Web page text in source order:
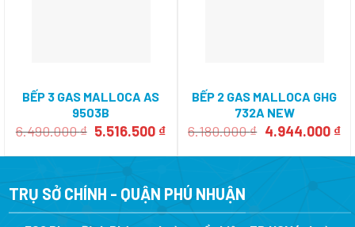
BẾP 3 GAS MALLOCA AS
9503B
6.490.000₫ Giá
là:
5.516.500 ₫Giá
tại
5.516.500 ₫.
BẾP 2 GAS MALLOCA GHG
732A NEW
6.180.000₫ Giá
là:
4.944.000 ₫
tại
TRỤ SỞ CHÍNH - QUẬN PHÚ NHUẬN